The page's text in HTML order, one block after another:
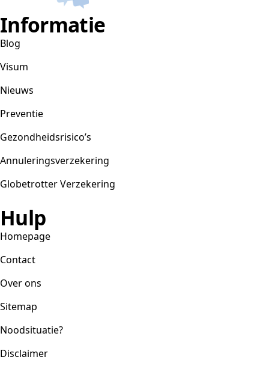
Informatie
Blog
Visum
Nieuws
Preventie
Gezondheidsrisico’s
Annuleringsverzekering
Globetrotter Verzekering
Hulp
Homepage
Contact
Over ons
Sitemap
Noodsituatie?
Disclaimer